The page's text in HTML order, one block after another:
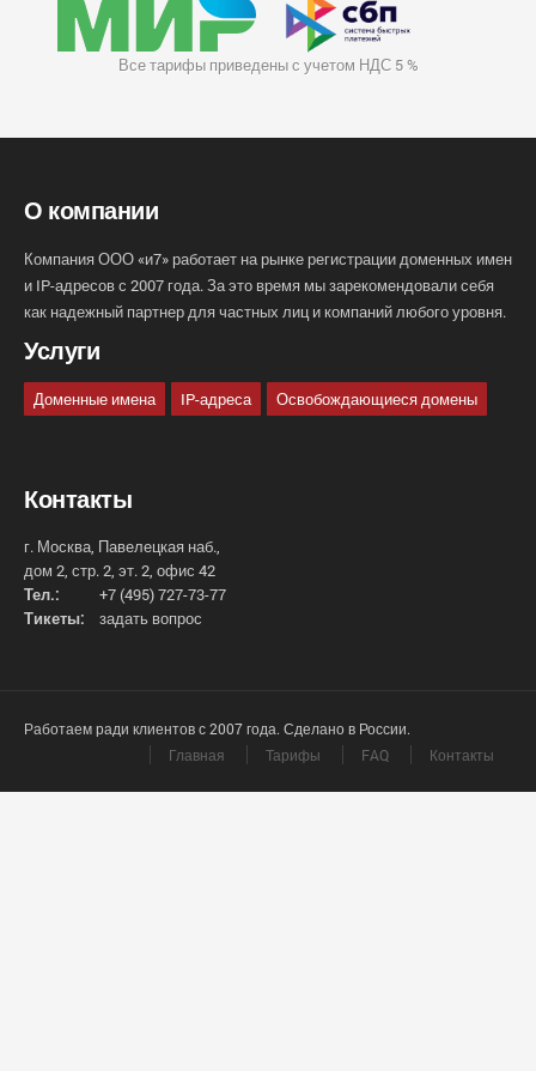
Все тарифы приведены с учетом НДС 5 %
О компании
Компания ООО «и7» работает на рынке регистрации доменных имен
и IP-адресов с 2007 года. За это время мы зарекомендовали себя
как надежный партнер для частных лиц и компаний любого уровня.
Услуги
Доменные имена IP-адреса Освобождающиеся домены
Контакты
г. Москва, Павелецкая наб.,
дом 2, стр. 2, эт. 2, офис 42
Тел.:
+7 (495) 727-73-77
Тикеты:
задать вопрос
Работаем ради клиентов с 2007 года. Сделано в России.
Главная
Тарифы FAQ Контакты